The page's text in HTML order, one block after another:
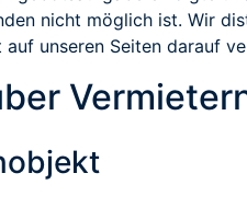
nicht möglich ist. Wir
unseren Seiten darauf